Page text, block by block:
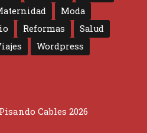
Moda
Reformas
Salud
Wordpress
Cables 2026